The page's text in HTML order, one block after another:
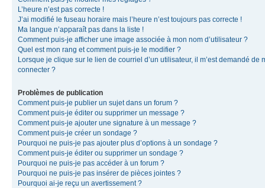
L’heure n’est pas correcte !
J’ai modifié le fuseau horaire mais l’heure n’est toujours pas correcte !
Ma langue n’apparaît pas dans la liste !
Comment puis-je afficher une image associée à mon nom d’utilisateur ?
Quel est mon rang et comment puis-je le modifier ?
Lorsque je clique sur le lien de courriel d’un utilisateur, il m’est demandé de
connecter ?
Problèmes de publication
Comment puis-je publier un sujet dans un forum ?
Comment puis-je éditer ou supprimer un message ?
Comment puis-je ajouter une signature à un message ?
Comment puis-je créer un sondage ?
Pourquoi ne puis-je pas ajouter plus d’options à un sondage ?
Comment puis-je éditer ou supprimer un sondage ?
Pourquoi ne puis-je pas accéder à un forum ?
Pourquoi ne puis-je pas insérer de pièces jointes ?
Pourquoi ai-je reçu un avertissement ?